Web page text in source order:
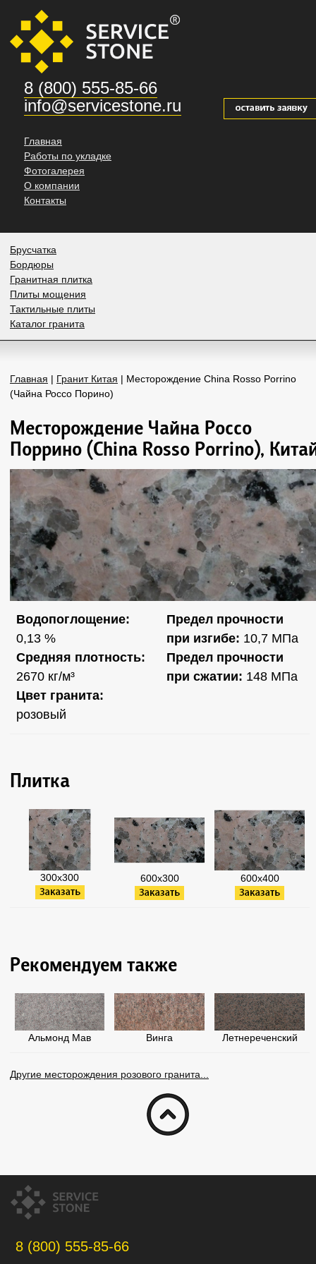
8 (800) 555-85-66
info@servicestone.ru
Главная
Работы по укладке
Фотогалерея
О компании
Контакты
Брусчатка
Бордюры
Гранитная плитка
Плиты мощения
Тактильные плиты
Каталог гранита
Главная | Гранит Китая | Месторождение China Rosso Porrino
(Чайна Россо Порино)
Месторождение Чайна Россо
Поррино (China Rosso Porrino),
Водопоглощение:
0,13 %
Средняя плотность:
2670 кг/м³
Цвет гранита:
розовый
Предел прочности
при изгибе: 10,7 МПа
Предел прочности
при сжатии: 148 МПа
Плитка
300х300 600х300 600х400
Рекомендуем также
Альмонд Мав Винга Летнереченский
Другие месторождения розового гранита...
8 (800) 555-85-66